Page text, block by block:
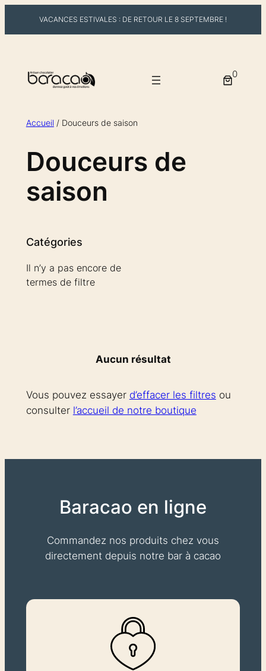
VACANCES ESTIVALES : DE RETOUR LE 8 SEPTEMBRE !
contenu
0
Accueil / Douceurs de saison
Douceurs de
saison
Catégories
Il n’y a pas encore de
termes de filtre
Aucun résultat
Vous pouvez essayer d’effacer les filtres ou
consulter l’accueil de notre boutique
Baracao en ligne
Commandez nos produits chez vous
directement depuis notre bar à cacao